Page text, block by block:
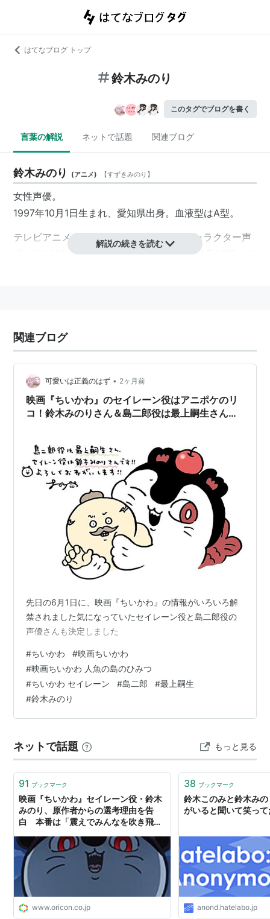
はてなブログ トップ
鈴木みのり
このタグでブログを書く
言葉の解説 ネットで話題 関連ブログ
鈴木みのり (アニメ) 【すずきみのり 】
女性声優。
1997年10月1日生まれ、愛知県出身。血液型はA型。
テレビアニメ『マクロスΔ』の新歌姫＆キャラクター声
優に約8000人の中から抜擢され、2015年10月29日に公
マクロスΔ（
リスト::声優/さ行
解説の続きを読む
関連ブログ
可愛いは正義のはず • 2ヶ月前
映画『ちいかわ』のセイレーン役はアニポケのリ
コ！鈴木みのりさん＆島二郎役は最上嗣生さんに
先日の6月1日に、映画『ちいかわ』の情報がいろいろ解
禁されました気になっていたセイレーン役と島二郎役の
声優さんも決定しました
#ちいかわ #映画ちいかわ
#映画ちいかわ 人魚の島のひみつ
#ちいかわ セイレーン #島二郎 #最上嗣生
#鈴木みのり
ネットで話題 もっと見る
91 ブックマーク
映画『ちいかわ』セイレーン役・鈴木
みのり、原作者からの選考理由を告
白 本番は「震えでみんなを吹き飛ば
www.oricon.co.jp
38 ブックマーク
鈴木このみと鈴木み
がいると聞いて笑っ
anond.hatelabo.jp